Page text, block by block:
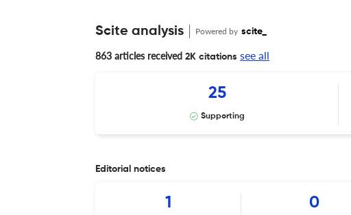
Scite analysis Powered by scite_
863 articles received 2K citations see all
25
Supporting
Editorial notices
1 0